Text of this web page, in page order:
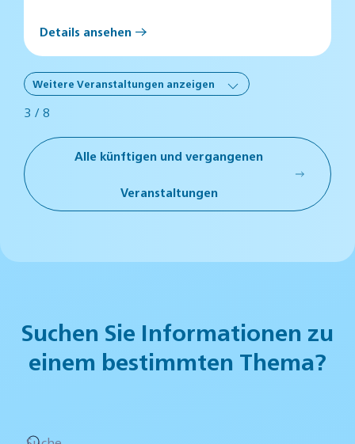
Details ansehen
Weitere Veranstaltungen anzeigen
3 / 8
Alle künftigen und vergangenen
Veranstaltungen
Suchen Sie Informationen zu
einem bestimmten Thema?